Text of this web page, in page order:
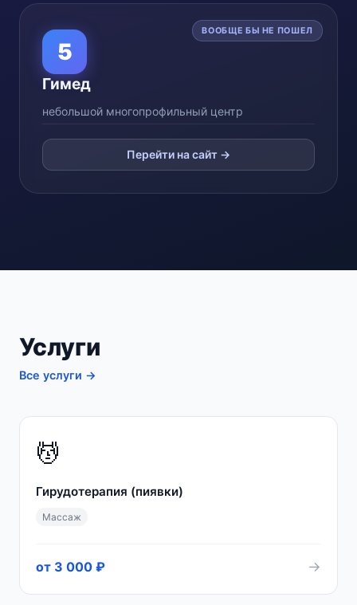
ВООБЩЕ БЫ НЕ ПОШЕЛ
5
Гимед
небольшой многопрофильный центр
Перейти на сайт →
Услуги
Все услуги →
💆
Гирудотерапия (пиявки)
Массаж
от 3 000 ₽ →